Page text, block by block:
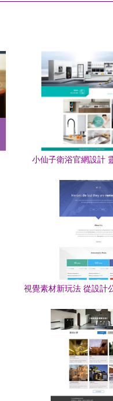
小仙子衛浴官網設計
視覺素材新玩法 從設計